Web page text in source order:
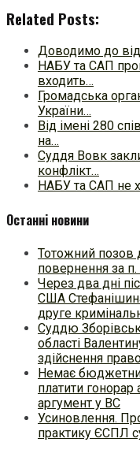
Related Posts:
Доводимо до
НАБУ та САП
входить…
Громадська
України…
Від імені 280
на…
Суддя Вовк
конфлікт…
НАБУ та САП не
Останні новини
Тотожний позов
повернення за
Через два дні
США
друге
Суддю
області
здійснення
Немає
платити
аргумент у ВС
Усиновлення.
практику ЄСПЛ